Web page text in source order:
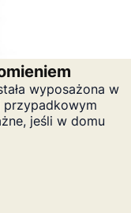
wyposażona w
jeśli w domu